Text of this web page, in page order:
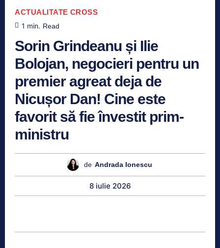
ACTUALITATE CROSS
1 min. Read
Sorin Grindeanu și Ilie
Bolojan, negocieri pentru un
premier agreat deja de
Nicușor Dan! Cine este
favorit să fie învestit prim-
ministru
de Andrada Ionescu
8 iulie 2026